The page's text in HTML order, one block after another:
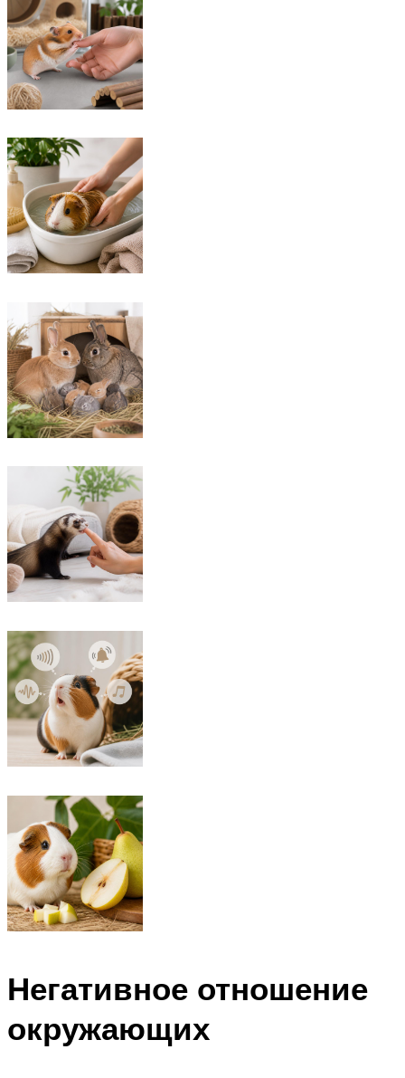
Негативное отношение
окружающих